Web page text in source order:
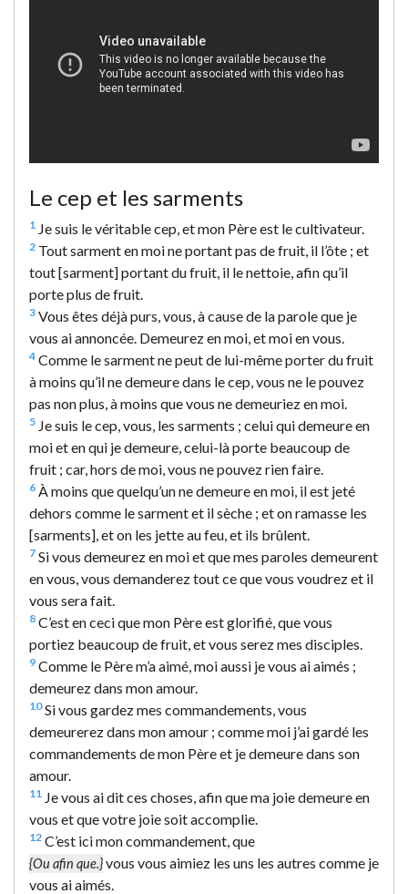
Le cep et les sarments
1 Je suis le véritable cep, et mon Père est le cultivateur.
2 Tout sarment en moi ne portant pas de fruit, il l’ôte ; et
tout [sarment] portant du fruit, il le nettoie, afin qu’il
porte plus de fruit.
3 Vous êtes déjà purs, vous, à cause de la parole que je
vous ai annoncée. Demeurez en moi, et moi en vous.
4 Comme le sarment ne peut de lui-même porter du fruit
à moins qu’il ne demeure dans le cep, vous ne le pouvez
pas non plus, à moins que vous ne demeuriez en moi.
5 Je suis le cep, vous, les sarments ; celui qui demeure en
moi et en qui je demeure, celui-là porte beaucoup de
fruit ; car, hors de moi, vous ne pouvez rien faire.
6 À moins que quelqu’un ne demeure en moi, il est jeté
dehors comme le sarment et il sèche ; et on ramasse les
[sarments], et on les jette au feu, et ils brûlent.
7 Si vous demeurez en moi et que mes paroles demeurent
en vous, vous demanderez tout ce que vous voudrez et il
vous sera fait.
8 C’est en ceci que mon Père est glorifié, que vous
portiez beaucoup de fruit, et vous serez mes disciples.
9 Comme le Père m’a aimé, moi aussi je vous ai aimés ;
demeurez dans mon amour.
10Si vous gardez mes commandements, vous
demeurerez dans mon amour ; comme moi j’ai gardé les
commandements de mon Père et je demeure dans son
amour.
11 Je vous ai dit ces choses, afin que ma joie demeure en
vous et que votre joie soit accomplie.
12 C’est ici mon commandement, que
{Ou afin que.}vous vous aimiez les uns les autres comme je
vous ai aimés.